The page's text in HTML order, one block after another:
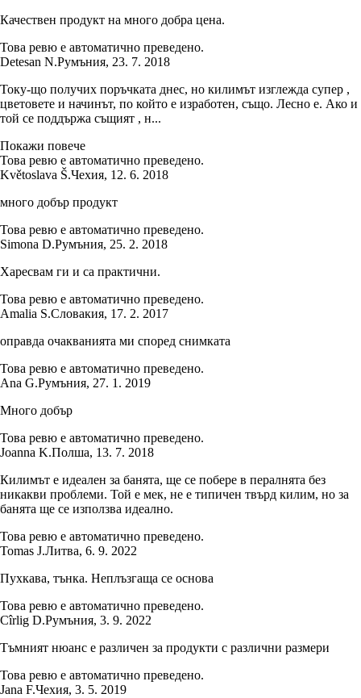
Качествен продукт на много добра цена.
Това ревю е автоматично преведено.
Detesan N.Румъния, 23. 7. 2018
Току-що получих поръчката днес, но килимът изглежда супер ,
цветовете и начинът, по който е изработен, също. Лесно е. Ако и
той се поддържа същият , н...
Покажи повече
Това ревю е автоматично преведено.
Květoslava Š.Чехия, 12. 6. 2018
много добър продукт
Това ревю е автоматично преведено.
Simona D.Румъния, 25. 2. 2018
Харесвам ги и са практични.
Това ревю е автоматично преведено.
Amalia S.Словакия, 17. 2. 2017
оправда очакванията ми според снимката
Това ревю е автоматично преведено.
Ana G.Румъния, 27. 1. 2019
Много добър
Това ревю е автоматично преведено.
Joanna K.Полша, 13. 7. 2018
Килимът е идеален за банята, ще се побере в пералнята без
никакви проблеми. Той е мек, не е типичен твърд килим, но за
банята ще се използва идеално.
Това ревю е автоматично преведено.
Tomas J.Литва, 6. 9. 2022
Пухкава, тънка. Неплъзгаща се основа
Това ревю е автоматично преведено.
Cîrlig D.Румъния, 3. 9. 2022
Тъмният нюанс е различен за продукти с различни размери
Това ревю е автоматично преведено.
Jana F.Чехия, 3. 5. 2019